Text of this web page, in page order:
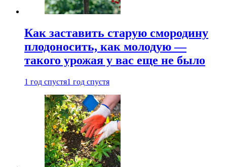
Как заставить старую смородину
плодоносить, как молодую —
такого урожая у вас еще не было
1 год спустя1 год спустя